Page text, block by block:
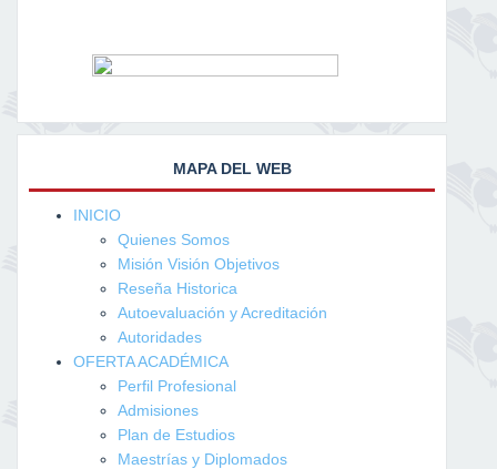
MAPA DEL WEB
INICIO
Quienes Somos
Misión Visión Objetivos
Reseña Historica
Autoevaluación y Acreditación
Autoridades
OFERTA ACADÉMICA
Perfil Profesional
Admisiones
Plan de Estudios
Maestrías y Diplomados